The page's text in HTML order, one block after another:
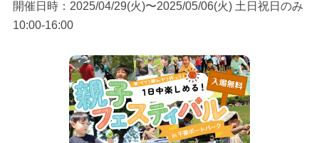
開催日時：2025/04/29(火)〜2025/05/06(火) 土日祝日のみ
10:00-16:00